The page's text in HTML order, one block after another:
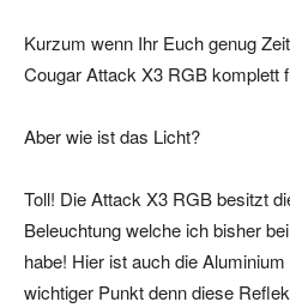
Kurzum wenn Ihr Euch genug
Cougar Attack X3 RGB komplett
Aber wie ist das Licht?
Toll! Die Attack X3 RGB besitzt
Beleuchtung welche ich bisher
habe! Hier ist auch die
wichtiger Punkt denn diese